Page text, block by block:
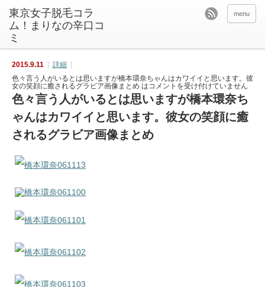
東京女子脱毛コラ
ム！まりなの辛口コ
ミ
menu
2015.9.11
詳細
色々言う人がいるとは思いますが橋本環奈ちゃんはカワイイと思います。彼
女の笑顔に癒されるグラビア画像まとめ はコメントを受け付けていません
色々言う人がいるとは思いますが橋本環奈ち
ゃんはカワイイと思います。彼女の笑顔に癒
されるグラビア画像まとめ